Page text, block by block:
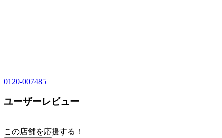
0120-007485
ユーザーレビュー
この店舗を応援する！